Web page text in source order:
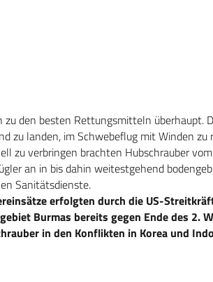
den besten Rettungsmitteln überhaupt.
zu landen, im Schwebeflug mit Winden
zu verbringen brachten Hubschrauber
an in bis dahin weitestgehend
Sanitätsdienste.
erfolgten durch die US-
Burmas bereits gegen Ende des 2.
in den Konflikten in Korea und